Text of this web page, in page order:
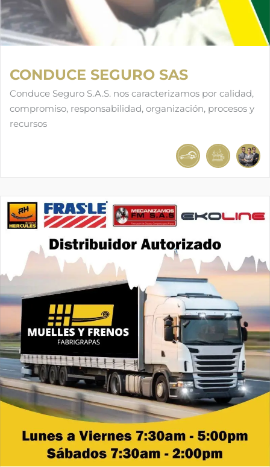
CONDUCE SEGURO SAS
Conduce Seguro S.A.S. nos caracterizamos por calidad,
compromiso, responsabilidad, organización, procesos y
recursos